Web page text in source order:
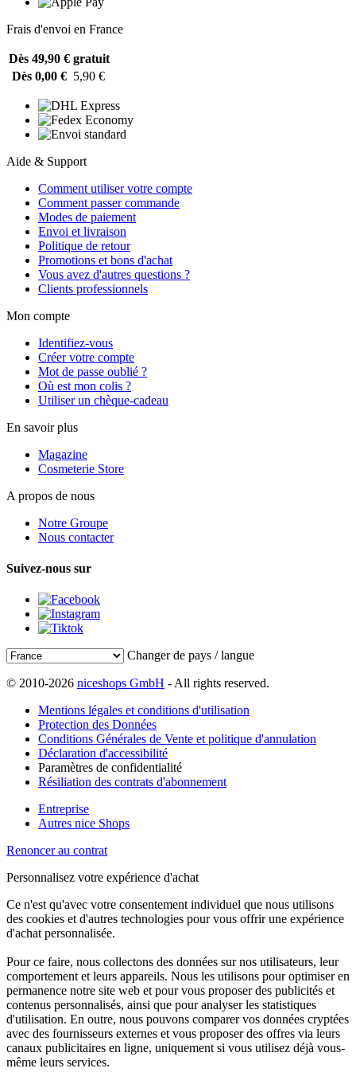
Frais d'envoi en France
Dès 49,90 € gratuit
Dès 0,00 € 5,90 €
Aide & Support
Comment utiliser votre compte
Comment passer commande
Modes de paiement
Envoi et livraison
Politique de retour
Promotions et bons d'achat
Vous avez d'autres questions ?
Clients professionnels
Mon compte
Identifiez-vous
Créer votre compte
Mot de passe oublié ?
Où est mon colis ?
Utiliser un chèque-cadeau
En savoir plus
Magazine
Cosmeterie Store
A propos de nous
Notre Groupe
Nous contacter
Suivez-nous sur
Changer de pays / langue
© 2010-2026 niceshops GmbH - All rights reserved.
Mentions légales et conditions d'utilisation
Protection des Données
Conditions Générales de Vente et politique d'annulation
Déclaration d'accessibilité
Paramètres de confidentialité
Résiliation des contrats d'abonnement
Entreprise
Autres nice Shops
Renoncer au contrat
Personnalisez votre expérience d'achat
Ce n'est qu'avec votre consentement individuel que nous utilisons
des cookies et d'autres technologies pour vous offrir une expérience
d'achat personnalisée.
Pour ce faire, nous collectons des données sur nos utilisateurs, leur
comportement et leurs appareils. Nous les utilisons pour optimiser en
permanence notre site web et pour vous proposer des publicités et
contenus personnalisés, ainsi que pour analyser les statistiques
d'utilisation. En outre, nous pouvons comparer vos données cryptées
avec des fournisseurs externes et vous proposer des offres via leurs
canaux publicitaires en ligne, uniquement si vous utilisez déjà vous-
même leurs services.